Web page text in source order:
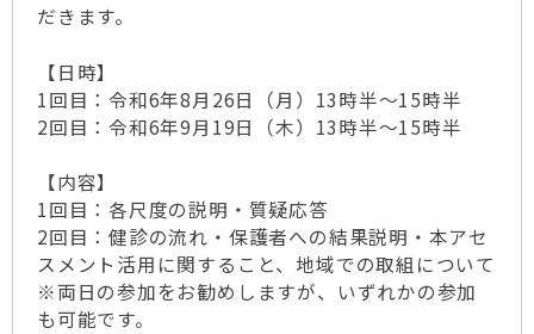
だきます。
【日時】
1回目：令和6年8月26日（月）13時半～15時半
2回目：令和6年9月19日（木）13時半～15時半
【内容】
1回目：各尺度の説明・質疑応答
2回目：健診の流れ・保護者への結果説明・本アセ
スメント活用に関すること、地域での取組について
※両日の参加をお勧めしますが、いずれかの参加
も可能です。